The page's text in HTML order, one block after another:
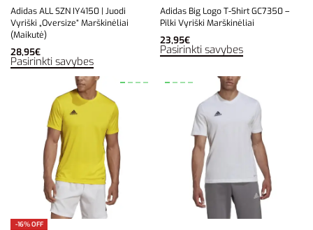
Adidas ALL SZN IY4150 | Juodi
Vyriški „Oversize“ Marškinėliai
(Maikutė)
28,95€
Pasirinkti savybes
Adidas Big Logo T-Shirt GC7350 –
Pilki Vyriški Marškinėliai
23,95€
Pasirinkti savybes
-16% OFF